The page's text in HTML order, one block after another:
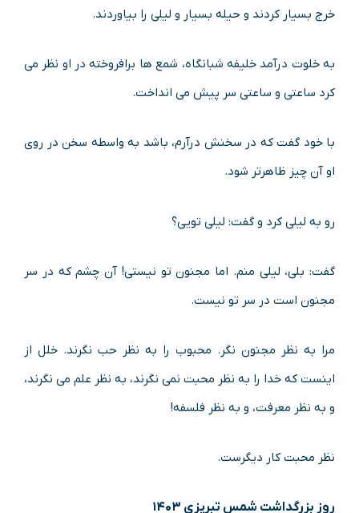
خرج بسیار کردند و حیله بسیار و لیلی را بیاوردند.
به خلوت درآمد خلیفه شبانگاه، شمع ها برافروخته در او نظر می
کرد ساعتی و ساعتی سر پیش می انداخت.
با خود گفت که در سخنش درآرم، باشد به واسطه سخن در روی
او آن چیز ظاهرتر شود.
رو به لیلی کرد و گفت: لیلی تویی؟
گفت: بلی، لیلی منم. اما مجنون تو نیستی! آن چشم که در سر
مجنون است در سر تو نیست.
مرا به نظر مجنون نگر. محبوب را به نظر حب نگرند. خلل از
اینست که خدا را به نظر محبت نمی نگرند، به نظر علم می نگرند،
و به نظر معرفت، و به نظر فلسفه!
نظر محبت کار دیگرست.
روز بزرگداشت شمس تبریزی ۱۴۰۳